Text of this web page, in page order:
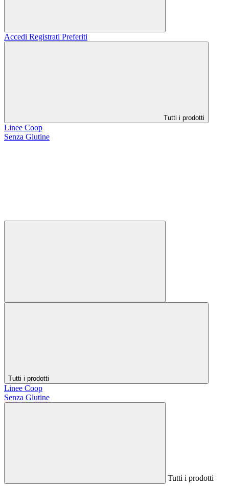
Accedi Registrati Preferiti
Tutti i prodotti
Linee Coop
Senza Glutine
Tutti i prodotti
Linee Coop
Senza Glutine
Tutti i prodotti